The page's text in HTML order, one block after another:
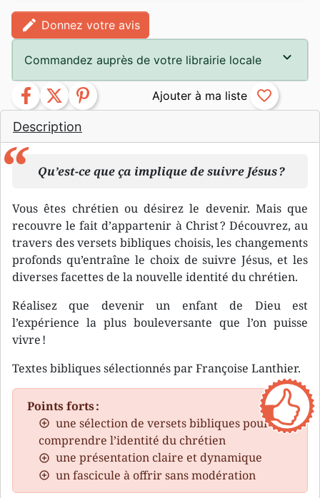
Description
Qu’est-ce que ça implique de suivre Jésus ?
Vous êtes chrétien ou désirez le devenir. Mais que
recouvre le fait d’appartenir à Christ ? Découvrez, au
travers des versets bibliques choisis, les changements
profonds qu’entraîne le choix de suivre Jésus, et les
diverses facettes de la nouvelle identité du chrétien.
Réalisez que devenir un enfant de Dieu est
l’expérience la plus bouleversante que l’on puisse
vivre !
Textes bibliques sélectionnés par Françoise Lanthier.
Points forts :
une sélection de versets bibliques pour
comprendre l’identité du chrétien
une présentation claire et dynamique
un fascicule à offrir sans modération
edit Donnez votre avis
Commandez auprès de votre librairie locale
facebook twitter pinterest favorite_border